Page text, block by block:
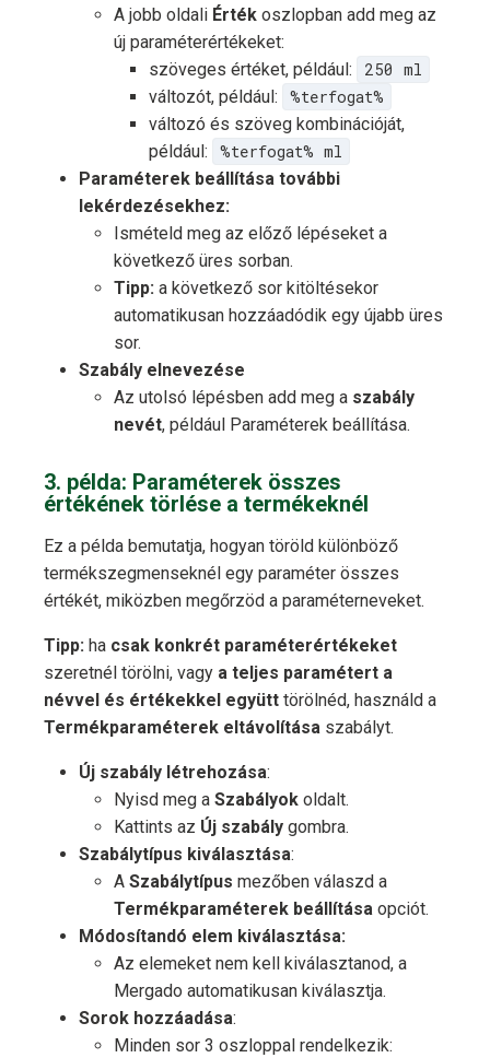
A jobb oldali Érték oszlopban add meg az
új paraméterértékeket:
szöveges értéket, például:
250 ml
változót, például:
%terfogat%
változó és szöveg kombinációját,
például:
%terfogat% ml
Paraméterek beállítása további
lekérdezésekhez:
Ismételd meg az előző lépéseket a
következő üres sorban.
Tipp: a következő sor kitöltésekor
automatikusan hozzáadódik egy újabb üres
sor.
Szabály elnevezése
Az utolsó lépésben add meg a szabály
nevét, például Paraméterek beállítása.
3. példa: Paraméterek összes
értékének törlése a termékeknél
Ez a példa bemutatja, hogyan töröld különböző
termékszegmenseknél egy paraméter összes
értékét, miközben megőrzöd a paraméterneveket.
Tipp: ha csak konkrét paraméterértékeket
szeretnél törölni, vagy a teljes paramétert a
névvel és értékekkel együtt törölnéd, használd a
Termékparaméterek eltávolítása szabályt.
Új szabály létrehozása:
Nyisd meg a Szabályok oldalt.
Kattints az Új szabály gombra.
Szabálytípus kiválasztása:
A Szabálytípus mezőben válaszd a
Termékparaméterek beállítása opciót.
Módosítandó elem kiválasztása:
Az elemeket nem kell kiválasztanod, a
Mergado automatikusan kiválasztja.
Sorok hozzáadása:
Minden sor 3 oszloppal rendelkezik: